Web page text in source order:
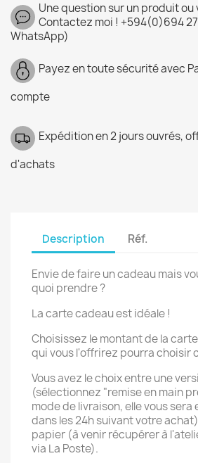
Une question sur un produit ou
Contactez moi ! +594(0)694 27
WhatsApp)
Payez en toute sécurité avec
compte
Expédition en 2 jours ouvrés,
d'achats
Description Réf.
Envie de faire un cadeau mais
quoi prendre ?
La carte cadeau est idéale !
Choisissez le montant de la
qui vous l'offrirez pourra choisir
Vous avez le choix entre une
(sélectionnez "remise en main
mode de livraison, elle vous sera
dans les 24h suivant votre
papier (à venir récupérer à
via La Poste).